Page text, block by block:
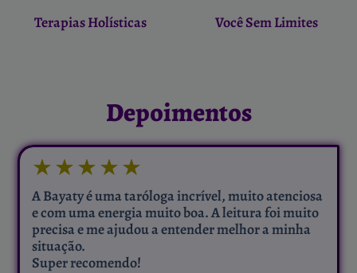
Terapias Holísticas Você Sem Limites
Depoimentos
★★★★★
A Bayaty é uma taróloga incrível, muito atenciosa
e com uma energia muito boa. A leitura foi muito
precisa e me ajudou a entender melhor a minha
situação.
Super recomendo!